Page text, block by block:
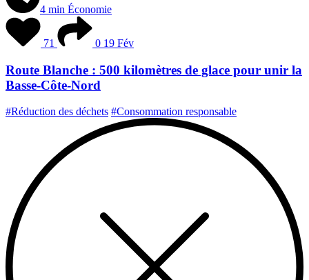
4 min Économie
71 0 19 Fév
Route Blanche : 500 kilomètres de glace pour unir la
Basse-Côte-Nord
#Réduction des déchets #Consommation responsable